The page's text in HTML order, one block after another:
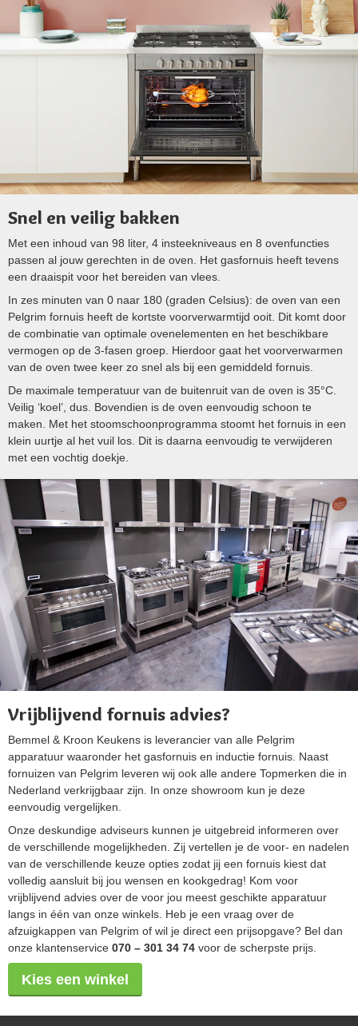
Snel en veilig bakken
Met een inhoud van 98 liter, 4 insteekniveaus en 8 ovenfuncties
passen al jouw gerechten in de oven. Het gasfornuis heeft tevens
een draaispit voor het bereiden van vlees.
In zes minuten van 0 naar 180 (graden Celsius): de oven van een
Pelgrim fornuis heeft de kortste voorverwarmtijd ooit. Dit komt door
de combinatie van optimale ovenelementen en het beschikbare
vermogen op de 3-fasen groep. Hierdoor gaat het voorverwarmen
van de oven twee keer zo snel als bij een gemiddeld fornuis.
De maximale temperatuur van de buitenruit van de oven is 35°C.
Veilig ‘koel’, dus. Bovendien is de oven eenvoudig schoon te
maken. Met het stoomschoonprogramma stoomt het fornuis in een
klein uurtje al het vuil los. Dit is daarna eenvoudig te verwijderen
met een vochtig doekje.
Vrijblijvend fornuis advies?
Bemmel & Kroon Keukens is leverancier van alle Pelgrim
apparatuur waaronder het gasfornuis en inductie fornuis. Naast
fornuizen van Pelgrim leveren wij ook alle andere Topmerken die in
Nederland verkrijgbaar zijn. In onze showroom kun je deze
eenvoudig vergelijken.
Onze deskundige adviseurs kunnen je uitgebreid informeren over
de verschillende mogelijkheden. Zij vertellen je de voor- en nadelen
van de verschillende keuze opties zodat jij een fornuis kiest dat
volledig aansluit bij jou wensen en kookgedrag! Kom voor
vrijblijvend advies over de voor jou meest geschikte apparatuur
langs in één van onze winkels. Heb je een vraag over de
afzuigkappen van Pelgrim of wil je direct een prijsopgave? Bel dan
onze klantenservice 070 – 301 34 74 voor de scherpste prijs.
Kies een winkel